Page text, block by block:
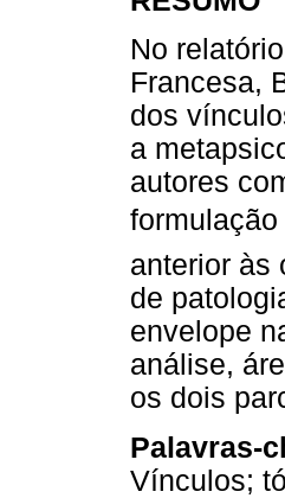
No
Francesa,
dos
a
autores
formulação
anterior às
de
envelope
análise,
os dois
Palavras-
Vínculos;